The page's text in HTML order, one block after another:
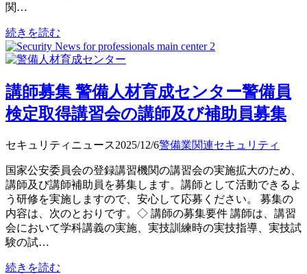
関…
続きを読む
講師募集 警備人材育成センター警備員
検定取得講習会の講師及び補助員募集
セキュリティニュース2025/12/6警備業関連セキュリティ
国家公安委員会の登録講習機関の講習会の実施拡大のため、
講師及び講師補助員を募集します。講師として活動できるよ
う研修を実施しますので、安心して応募ください。 募集の
内容は、次のとおりです。◇ 講師の募集要件 講師は、講習
会において学科講義の実施、実技訓練時の実技指導、実技試
験の試…
続きを読む